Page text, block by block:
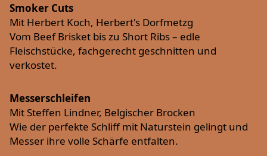
Smoker Cuts
Mit Herbert Koch, Herbert's Dorfmetzg
Vom Beef Brisket bis zu Short Ribs – edle
Fleischstücke, fachgerecht geschnitten und
verkostet.
Messerschleifen
Mit Steffen Lindner, Belgischer Brocken
Wie der perfekte Schliff mit Naturstein gelingt und
Messer ihre volle Schärfe entfalten.